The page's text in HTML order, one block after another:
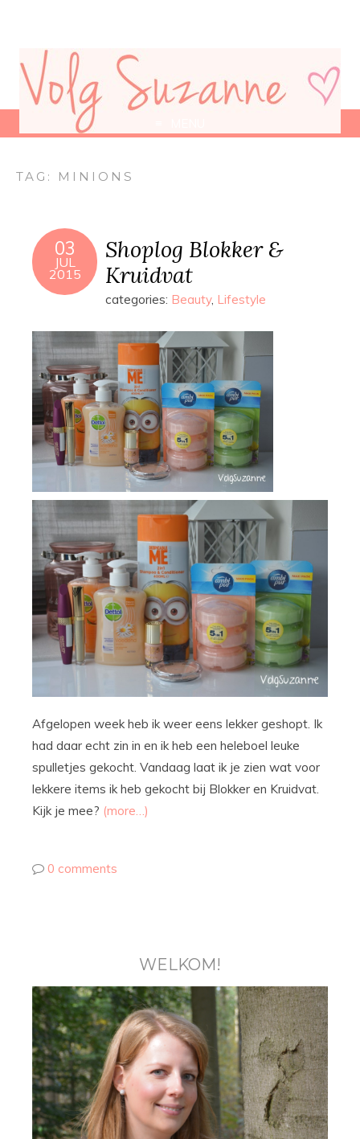
TAG: MINIONS
03
JUL
2015
Shoplog Blokker &
Kruidvat
categories: Beauty, Lifestyle
Afgelopen week heb ik weer eens lekker geshopt. Ik
had daar echt zin in en ik heb een heleboel leuke
spulletjes gekocht. Vandaag laat ik je zien wat voor
lekkere items ik heb gekocht bij Blokker en Kruidvat.
Kijk je mee? (more…)
0 comments
WELKOM!